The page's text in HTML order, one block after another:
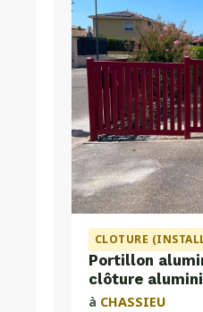
CLOTURE
Portillon
clôture
à CHASSIEU